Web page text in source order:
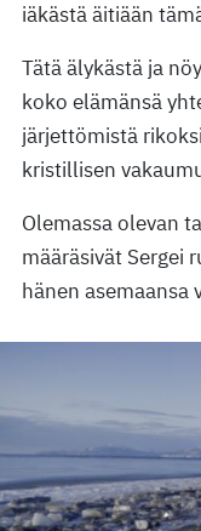
iäkästä äitiään
Tätä älykästä ja
koko elämänsä
järjettömistä
kristillisen
Olemassa olevan
määräsivät Sergei
hänen asemaansa